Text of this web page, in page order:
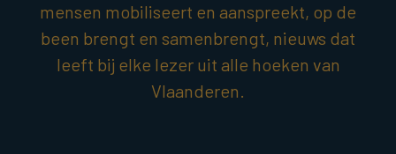
mensen mobiliseert en aanspreekt, op de
been brengt en samenbrengt, nieuws dat
leeft bij elke lezer uit alle hoeken van
Vlaanderen.